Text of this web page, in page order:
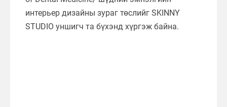
интерьер дизайны зураг төслийг SKINNY
STUDIO уншигч та бүхэнд хүргэж байна.